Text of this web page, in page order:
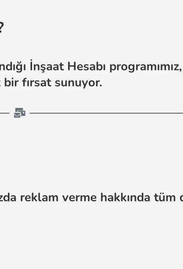
İnşaat Hesabı
fırsat sunuyor.
reklam verme hakkında tüm